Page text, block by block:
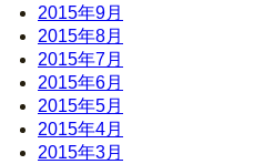
2015年9月
2015年8月
2015年7月
2015年6月
2015年5月
2015年4月
2015年3月